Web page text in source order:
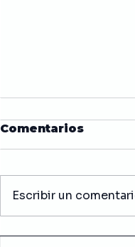
Dominando las
Comentarios
Escribir un